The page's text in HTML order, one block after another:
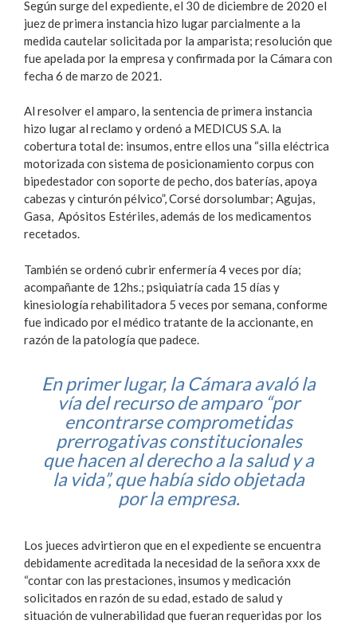
Según surge del expediente, el 30 de diciembre de 2020 el
juez de primera instancia hizo lugar parcialmente a la
medida cautelar solicitada por la amparista; resolución que
fue apelada por la empresa y confirmada por la Cámara con
fecha 6 de marzo de 2021.
Al resolver el amparo, la sentencia de primera instancia
hizo lugar al reclamo y ordenó a MEDICUS S.A. la
cobertura total de: insumos, entre ellos una “silla eléctrica
motorizada con sistema de posicionamiento corpus con
bipedestador con soporte de pecho, dos baterías, apoya
cabezas y cinturón pélvico”, Corsé dorsolumbar; Agujas,
Gasa, Apósitos Estériles, además de los medicamentos
recetados.
También se ordenó cubrir enfermería 4 veces por día;
acompañante de 12hs.; psiquiatría cada 15 días y
kinesiología rehabilitadora 5 veces por semana, conforme
fue indicado por el médico tratante de la accionante, en
razón de la patología que padece.
En primer lugar, la Cámara avaló la
vía del recurso de amparo “por
encontrarse comprometidas
prerrogativas constitucionales
que hacen al derecho a la salud y a
la vida”, que había sido objetada
por la empresa.
Los jueces advirtieron que en el expediente se encuentra
debidamente acreditada la necesidad de la señora xxx de
“contar con las prestaciones, insumos y medicación
solicitados en razón de su edad, estado de salud y
situación de vulnerabilidad que fueran requeridas por los